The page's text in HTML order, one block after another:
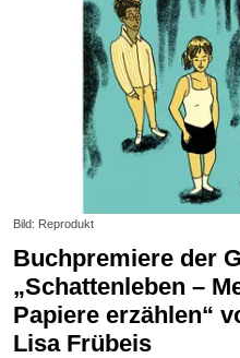
Bild: Reprodukt
Buchpremiere der Graphic Novel
„Schattenleben –
Papiere erzählen“
Lisa Frübeis